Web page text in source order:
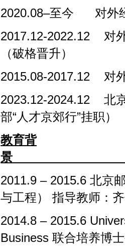
2020.08–至今
对外
2017.12-2022.12 对外
（破格晋升）
2015.08-2017.12 对
2023.12-2024.12 北
部“人才京郊行”挂职）
教育背
景
2011.9 – 2015.6 北京
与工程） 指导教师
2014.8 – 2015.6
Business 联合培养博